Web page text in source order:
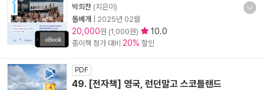
박희찬 (지은이)
돌베개
2025년 02월
20,000원 (1,000원) 10.0
종이책 정가 대비 20% 할인
PDF
49. [전자책] 영국, 런던말고 스코틀랜드